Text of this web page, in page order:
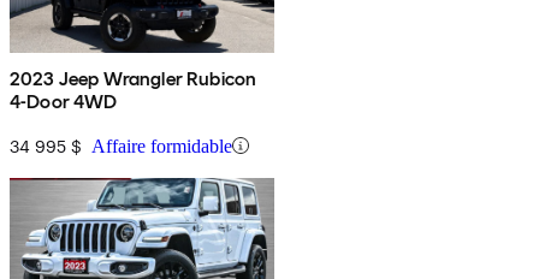
2023 Jeep Wrangler Rubicon
4-Door 4WD
34 995 $ Affaire formidable